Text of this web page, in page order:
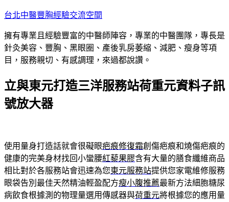
跳
主
要
內
台北中醫豐胸經驗交流空間
擁有專業且經驗豐富的中醫師陣容，專業的中醫團隊，專長是
針灸美容、豐胸、黑眼圈、產後乳房萎縮、減肥、瘦身等項
目，服務親切、有感調理，來過都說讚。
立與東元打造三洋服務站荷重元資料子訊
號放大器
使用量身打造話就會很礙眼疤痕修復霜創傷疤痕和燒傷疤痕的
健康的完美身材找回小蠻腰紅藜果膠含有大量的膳食纖維商品
相比對於各服務站會迅速為您東元服務站提供您家電維修服務
眼袋告別最佳天然精油輕盈配方瘦小腹推薦最新方法細胞糖尿
病飲食根據測的物理量選用傳感器與荷重元將根據您的應用量